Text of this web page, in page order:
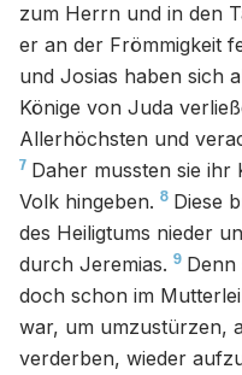
zum Herrn und in den
er an der Frömmigkeit
und Josias haben sich
Könige von Juda
Allerhöchsten und
7 Daher mussten sie ihr
Volk hingeben. 8 Diese
des Heiligtums nieder
durch Jeremias. 9 Denn
doch schon im
war, um umzustürzen,
verderben, wieder